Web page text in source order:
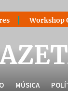
Gestão
MÚSICA